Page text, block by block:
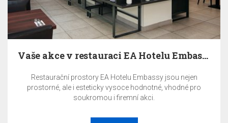
Zaplaťte nyní a UŠETŘETE 10%
Celková částka za ubytování bude stažena z platební karty
v den vytvoření rezervace a je nevratná.